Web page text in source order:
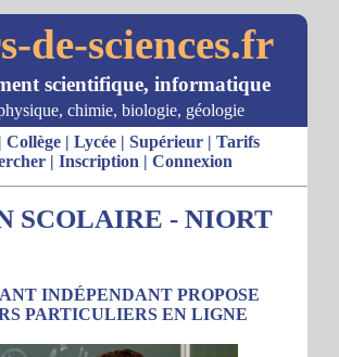
de-sciences.fr
scientifique, informatique
chimie, biologie, géologie
Collège| Lycée| Supérieur| Tarifs
| Inscription | Connexion
SCOLAIRE - NIORT
INDÉPENDANT PROPOSE
PARTICULIERS EN LIGNE